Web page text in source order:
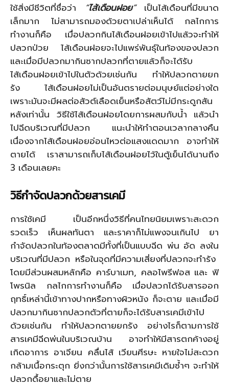
ใช้สิ่งมีชีวิตที่ชื่อว่า “ไส้เดือนฝอย”เป็นไส้เดือนที่มีขนาด
เล็กมาก ไม่สามารถมองด้วยตาเปล่าเห็นได้ กลไกการ
ทำงานก็คือ เมื่อปลวกกินไส้เดือนฝอยเข้าไปแล้วจะทำให้
ปลวกป่วย ไส้เดือนฝอยจะไปแพร่พันธุ์ในท้องของปลวก
และเมื่อมีปลวกมากินซากปลวกที่ตายแล้วก็จะได้รับ
ไส้เดือนฝอยเข้าไปในตัวด้วยเช่นกัน ทำให้ปลวกตายยก
รัง ไส้เดือนฝอยไม่เป็นอันตรายต่อมนุษย์แต่อย่างใด
เพราะมันจะมีผลต่อสัวต์เลือดเย็นหรือสัตว์ไม่มีกระดูกสัน
หลังเท่านั้น วิธีใช้ไส้เดือนฝอยโดยการผสมกับน้ำ แล้วนำ
ไปฉีดบริเวณที่มีปลวก แนะนำให้ทำตอนเวลากลางคืน
เนื่องจากไส้เดือนฝอยอ่อนไหวต่อแสงแดดมาก อาจทำให้
ตายได้ เราสามารถเก็บไส้เดือนฝอยไว้ในตู้เย็นได้นานถึง
3 เดือนเลยคะ
วิธีกำจัดปลวกด้วยสารเคมี
การใช้เคมี เป็นอีกหนึ่งวิธีที่คนไทยนิยมเพราะสะดวก
รวดเร็ว เห็นผลทันตา และราคาก็ไม่แพงจนเกินไป ยา
กำจัดปลวกในท้องตลาดมีทั้งที่เป็นแบบฉีด พ่น อัด ลงใน
บริเวณที่มีปลวก หรือในจุดที่มีความเสี่ยงที่ปลวกจะทำรัง
โดยมีส่วนผสมหลักคือ คาร์บาเมท, คลอไพรีฟอส และ ฟิ
โพรนิล กลไกการทำงานก็คือ เมื่อปลวกได้รับสารออก
ฤทธิ์เหล่านี้เข้าทางปากหรือทางผิวหนัง ก็จะตาย และเมื่อมี
ปลวกมากินซากปลวกตัวที่ตายก็จะได้รับสารเคมีเข้าไป
ด้วยเช่นกัน ทำให้ปลวกตายยกรัง อย่างไรก็ตามการใช้
สารเคมีฉีดพ่นในบริเวณบ้าน อาจทำให้มีสารตกค้างอยู่
เกิดอาการ อาเจียน คลื่นไส้ เวียนศีรษะ หายใจไม่สะดวก
กล้ามเนื้อกระตุก ยิ่งกว่านั้นการใช้สารเคมีเดิมซ้ำๆ จะทำให้
ปลวกดื้อยาและไม่ตาย